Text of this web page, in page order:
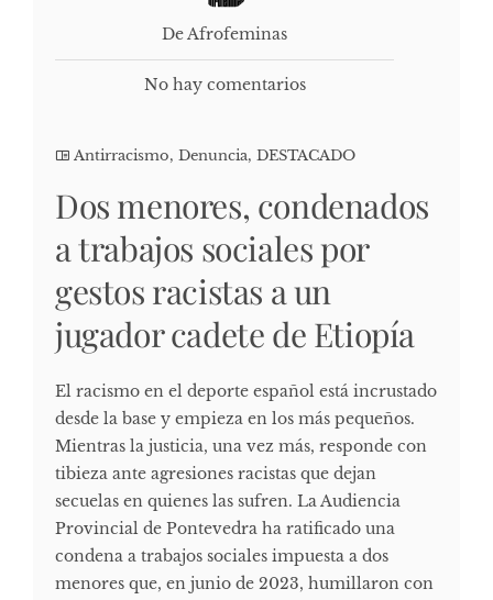
De Afrofeminas
No hay comentarios
Antirracismo, Denuncia, DESTACADO
Dos menores, condenados
a trabajos sociales por
gestos racistas a un
jugador cadete de Etiopía
El racismo en el deporte español está incrustado
desde la base y empieza en los más pequeños.
Mientras la justicia, una vez más, responde con
tibieza ante agresiones racistas que dejan
secuelas en quienes las sufren. La Audiencia
Provincial de Pontevedra ha ratificado una
condena a trabajos sociales impuesta a dos
menores que, en junio de 2023, humillaron con